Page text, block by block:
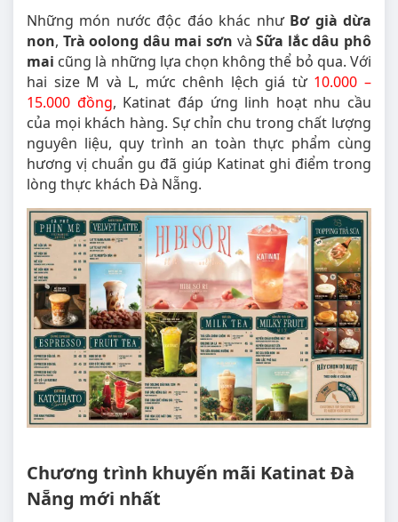
Những món nước độc đáo khác như Bơ già dừa
non, Trà oolong dâu mai sơn vàSữa lắc dâu phô
mai cũng là những lựa chọn không thể bỏ qua. Với
hai size M và L, mức chênh lệch giá từ 10.000 –
15.000 đồng, Katinat đáp ứng linh hoạt nhu cầu
của mọi khách hàng. Sự chỉn chu trong chất lượng
nguyên liệu, quy trình an toàn thực phẩm cùng
hương vị chuẩn gu đã giúp Katinat ghi điểm trong
lòng thực khách Đà Nẵng.
Chương trình khuyến mãi Katinat Đà
Nẵng mới nhất